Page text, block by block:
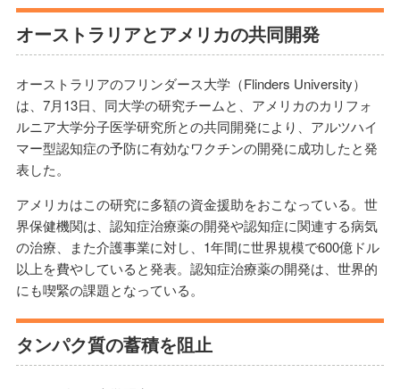
オーストラリアとアメリカの共同開発
オーストラリアのフリンダース大学（Flinders University）
は、7月13日、同大学の研究チームと、アメリカのカリフォ
ルニア大学分子医学研究所との共同開発により、アルツハイ
マー型認知症の予防に有効なワクチンの開発に成功したと発
表した。
アメリカはこの研究に多額の資金援助をおこなっている。世
界保健機関は、認知症治療薬の開発や認知症に関連する病気
の治療、また介護事業に対し、1年間に世界規模で600億ドル
以上を費やしていると発表。認知症治療薬の開発は、世界的
にも喫緊の課題となっている。
タンパク質の蓄積を阻止